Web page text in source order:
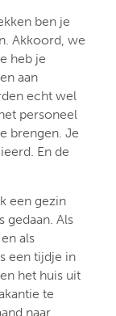
ben je
Akkoord, we
heb je
aan
echt wel
personeel
brengen. Je
En de
een gezin
gedaan. Als
als
een tijdje in
het huis uit
te
naar